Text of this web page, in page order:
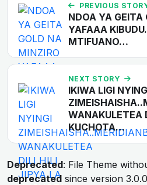
PREVIOUS
NDOA YA GEITA
YAFAAA
MTIFUANO…
NEXT STORY
IKIWA LIGI
WANAKULETEA
KUCHOTA…
Deprecated: File Theme
deprecated since version